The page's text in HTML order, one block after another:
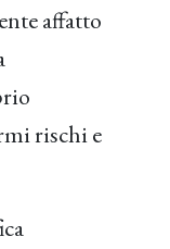
affatto
rischi e